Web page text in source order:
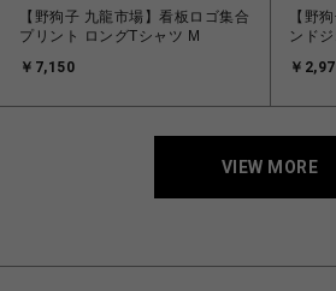
【野狗子 九龍市場】看板ロゴ集合
プリント ロングTシャツ M
￥7,150
【野
ンド
￥
VIEW MORE